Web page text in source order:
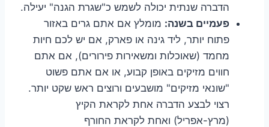
הדברה שנתית יכולה לשמש כ"שגרת הגנה" יעילה.
פעמיים בשנה: מומלץ אם אתם גרים באזור
פתוח יותר, ליד גינה או פארק, אם יש לכם חיות
מחמד (שאוכלות ומשאירות פירורים), אם אתם
חווים מזיקים באופן קבוע, או אם אתם פשוט
"שונאי מזיקים" מושבעים ורוצים ראש שקט יותר.
רצוי לבצע הדברה אחת לקראת הקיץ
(מרץ-אפריל) ואחת לקראת החורף